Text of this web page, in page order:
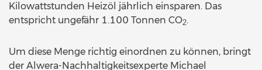
Kilowattstunden Heizöl jährlich einsparen. Das
entspricht ungefähr 1.100 Tonnen CO2.
Um diese Menge richtig einordnen zu können, bringt
der Alwera-Nachhaltigkeitsexperte Michael